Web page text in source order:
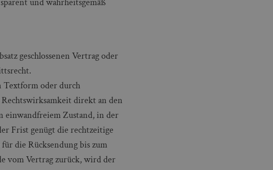
geschlossenen Vertrag oder
Textform oder durch
direkt an den
einwandfreiem Zustand, in der
Frist genügt die rechtzeitige
die Rücksendung bis zum
vom Vertrag zurück, wird der